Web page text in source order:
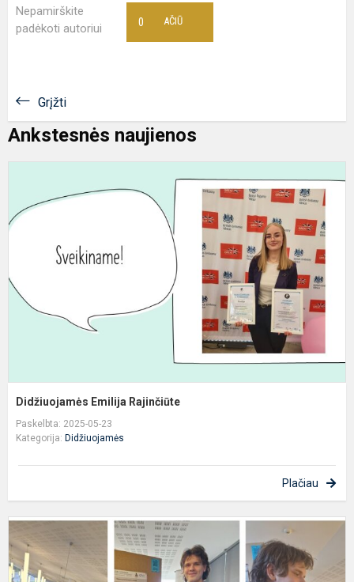
Nepamirškite
padėkoti autoriui
AČIŪ
0
Grįžti
Ankstesnės naujienos
Didžiuojamės Emilija Rajinčiūte
Paskelbta: 2025-05-23
Kategorija: Didžiuojamės
Plačiau